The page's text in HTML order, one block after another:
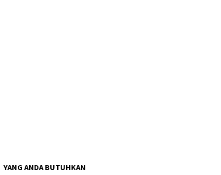
YANG ANDA BUTUHKAN